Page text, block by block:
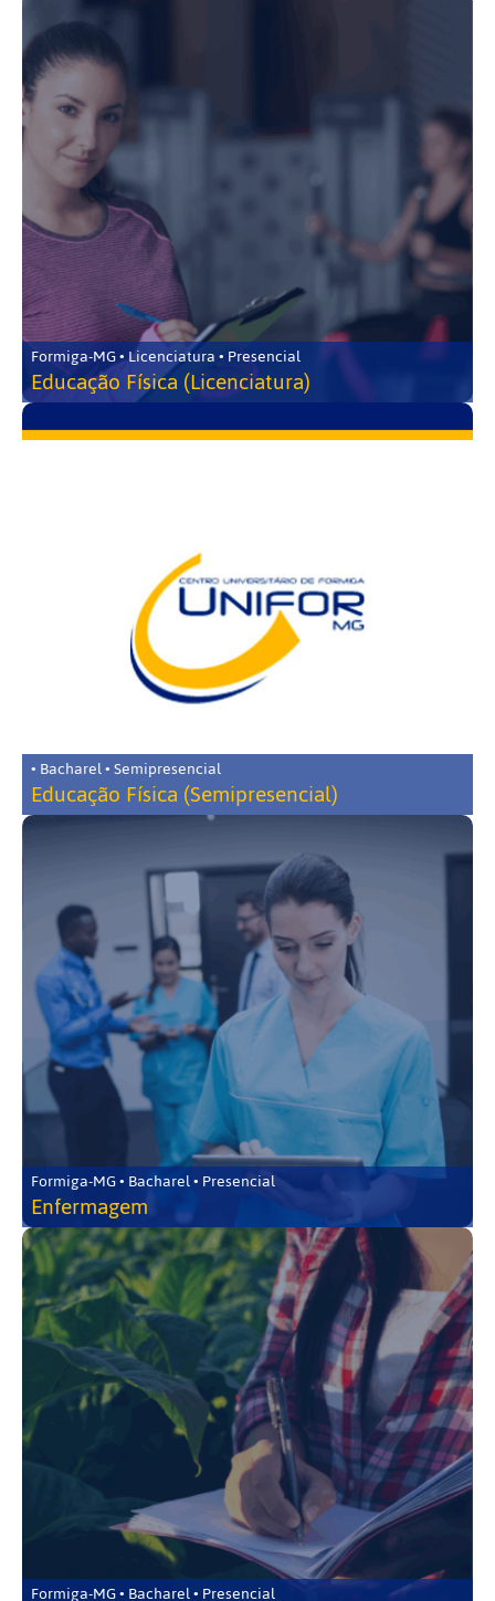
Formiga-MG • Licenciatura • Presencial
Educação Física (Licenciatura)
• Bacharel • Semipresencial
Educação Física (Semipresencial)
Formiga-MG • Bacharel • Presencial
Enfermagem
Formiga-MG • Bacharel • Presencial